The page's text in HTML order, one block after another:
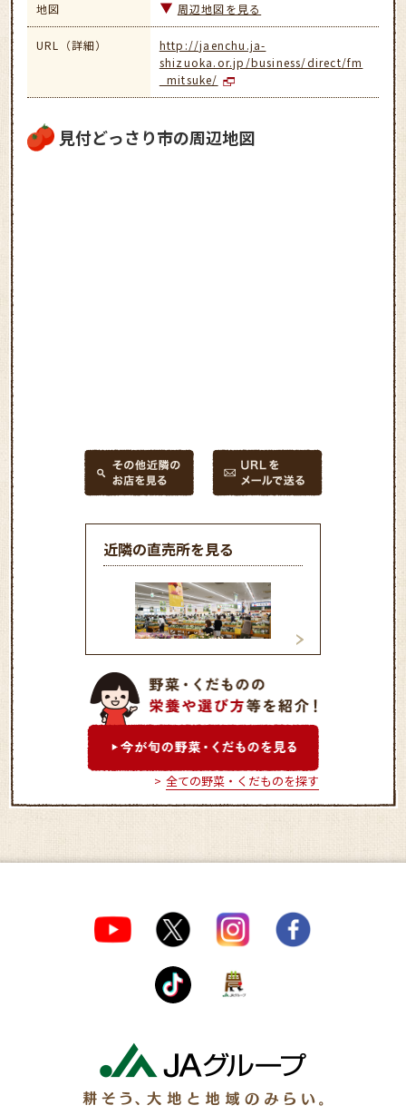
地図 周辺地図を見る
URL（詳細）
http://jaenchu.ja-
shizuoka.or.jp/business/direct/fm
_mitsuke/
見付どっさり市の周辺地図
近隣の直売所を見る
ファーマーズマーケット東
店
ファーマーズマ
北店
全ての野菜・くだものを探す